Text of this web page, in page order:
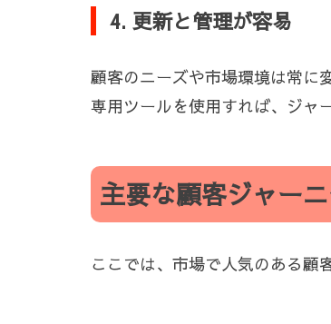
4. 更新と管理が容易
顧客のニーズや市場環境は常に
専用ツールを使用すれば、ジャ
主要な顧客ジャー
ここでは、市場で人気のある顧